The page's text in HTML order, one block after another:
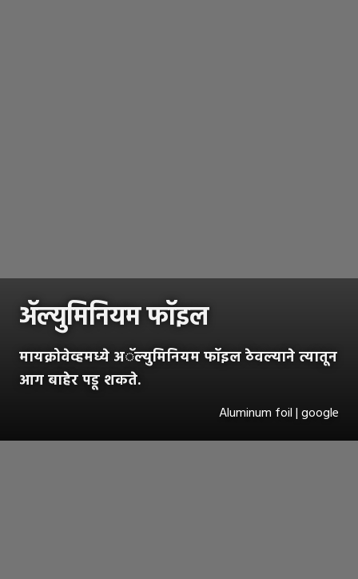
ॲल्युमिनियम फॉइल
मायक्रोवेव्हमध्ये अॅल्युमिनियम फॉइल ठेवल्याने त्यातून
आग बाहेर पडू शकते.
Aluminum foil | google